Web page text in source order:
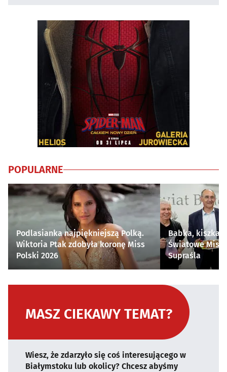
POPULARNE
Podlasianka najpiękniejszą Polką.
Wiktoria Ptak zdobyła koronę Miss
Polski 2026
Babka, kiszka i
Światowe
Supraśla
MASZ CIEKAWY TEMAT?
Wiesz, że zdarzyło się coś interesującego w
Białymstoku lub okolicy? Chcesz abyśmy